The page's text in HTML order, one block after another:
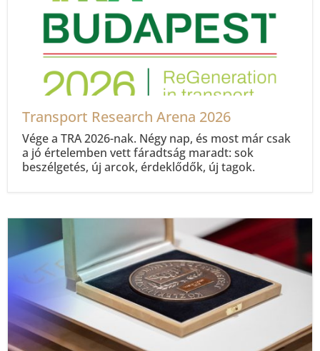
Transport Research Arena 2026
Vége a TRA 2026-nak. Négy nap, és most már csak
a jó értelemben vett fáradtság maradt: sok
beszélgetés, új arcok, érdeklődők, új tagok.